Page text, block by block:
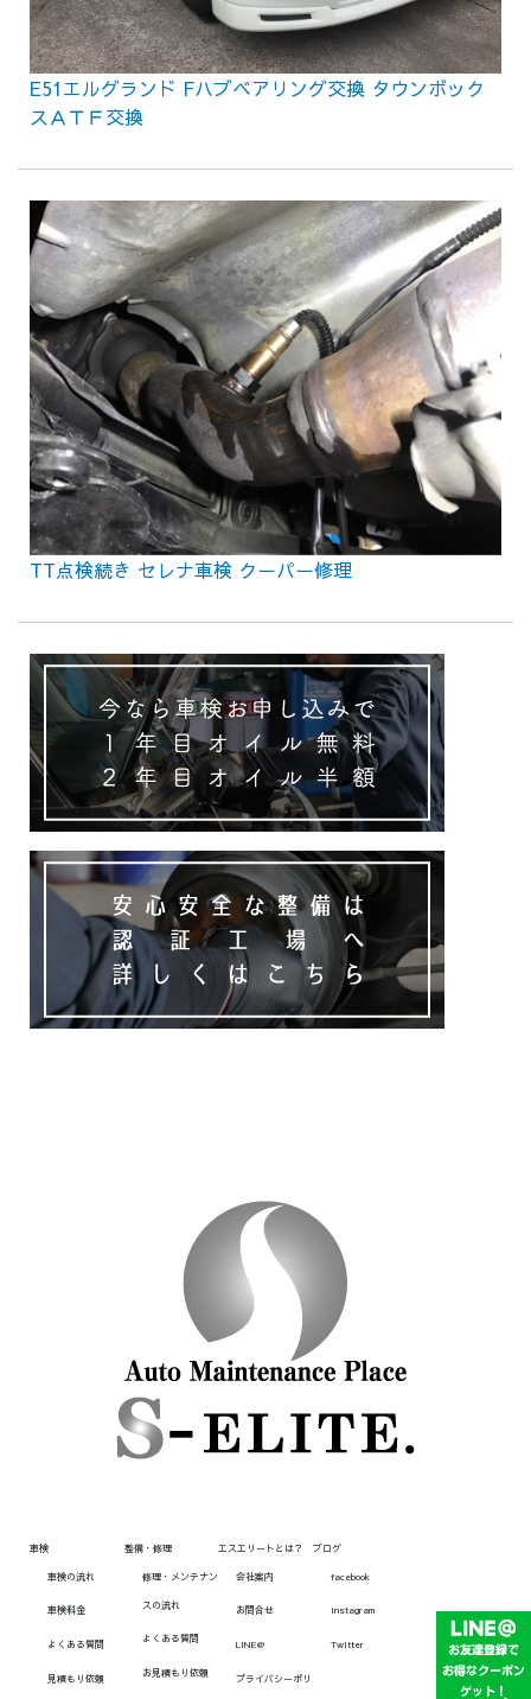
E51エルグランド Fハブベアリング交換 タウンボック
スＡＴＦ交換
TT点検続き セレナ車検 クーパー修理
車検
車検の流れ
車検料金
よくある質問
見積もり依頼
整備・修理
修理・メンテナン
スの流れ
よくある質問
お見積もり依頼
エスエリートとは？
会社案内
お問合せ
LINE@
プライバシーポリ
ブログ
facebook
Instagram
Twitter